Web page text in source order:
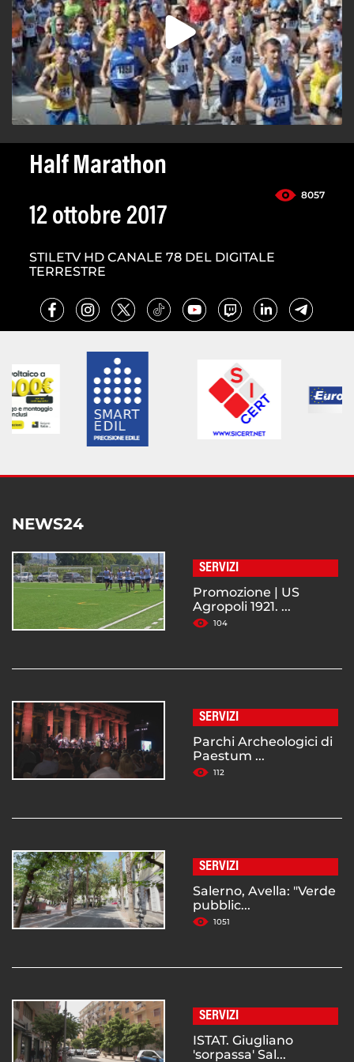
Half Marathon
8057
12 ottobre 2017
STILETV HD CANALE 78 DEL DIGITALE
TERRESTRE
NEWS24
SERVIZI
Promozione | US
Agropoli 1921. ...
104
SERVIZI
Parchi Archeologici di
Paestum ...
112
SERVIZI
Salerno, Avella: "Verde
pubblic...
1051
SERVIZI
ISTAT. Giugliano
'sorpassa' Sal...